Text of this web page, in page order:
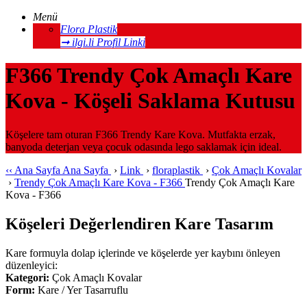
Menü
Flora Plastik
➞ ilgi.li Profil Linki
F366 Trendy Çok Amaçlı Kare
Kova - Köşeli Saklama Kutusu
Köşelere tam oturan F366 Trendy Kare Kova. Mutfakta erzak,
banyoda deterjan veya çocuk odasında lego saklamak için ideal.
‹‹ Ana Sayfa Ana Sayfa › Link › floraplastik › Çok Amaçlı Kovalar
› Trendy Çok Amaçlı Kare Kova - F366 Trendy Çok Amaçlı Kare
Kova - F366
Köşeleri Değerlendiren Kare Tasarım
Kare formuyla dolap içlerinde ve köşelerde yer kaybını önleyen
düzenleyici:
Kategori: Çok Amaçlı Kovalar
Form: Kare / Yer Tasarruflu